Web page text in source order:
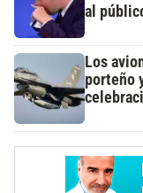
al
Los
porteño